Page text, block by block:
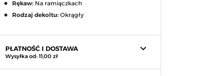
Rękaw: Na ramiączkach
Rodzaj dekoltu: Okrągły
keyboard_arrow_down
PŁATNOŚĆ I DOSTAWA
Wysyłka od: 11,00 zł